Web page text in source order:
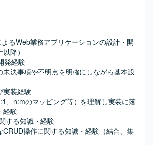
よるWeb業務アプリケーションの設計・開
降）
発経験
未決事項や不明点を明確にしながら基本設
実装経験
、n:mのマッピング等）を理解し実装に落
経験
する知識・経験
CRUD操作に関する知識・経験（結合、集